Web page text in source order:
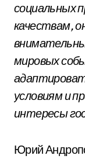
социальных
качествам,
мировых
условиям и
интересы
Юрий